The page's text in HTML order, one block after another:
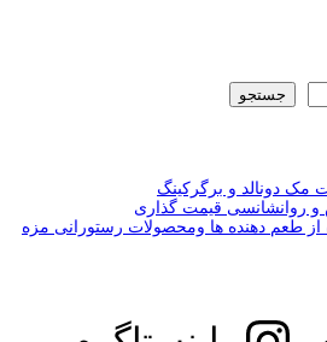
جستجو
مک دونالد و برگرکینگ
روانشانسی قیمت گذاری
از طعم دهنده ها ومحصولات رستورانی مزه